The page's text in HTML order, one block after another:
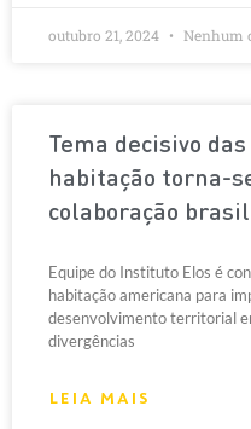
outubro 21, 2024 Nenhum
Tema decisivo
habitação torna-
colaboração
Equipe do Instituto Elos é
habitação americana para
desenvolvimento territorial
divergências
LEIA MAIS